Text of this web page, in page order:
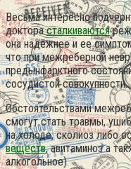
Весьма интересно
докторасталкиваются
она надёжнее и ее
что при межреберной
предынфарктного
сосудистой совокупности.
Обстоятельствами
смогут стать травмы,
на холоде, сколиоз либо
веществ, авитаминоз а
алкогольное).